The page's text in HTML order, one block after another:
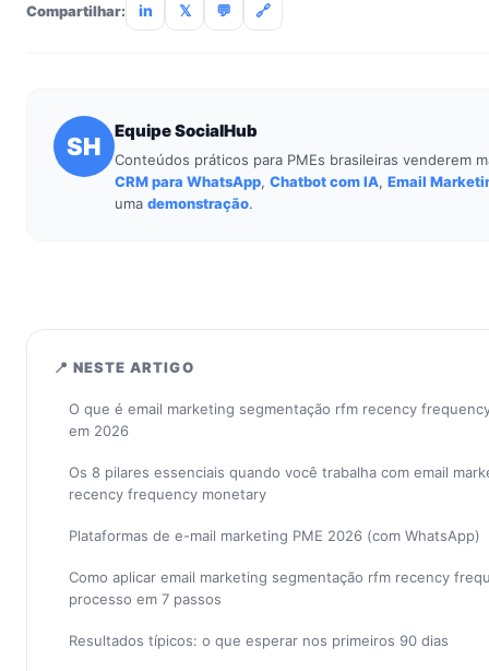
Compartilhar: in 𝕏 💬 🔗
SH
Equipe SocialHub
Conteúdos práticos para PMEs brasileiras venderem
CRM para WhatsApp, Chatbot com IA, Email
uma demonstração.
📍 NESTE ARTIGO
O que é email marketing segmentação rfm recency
em 2026
Os 8 pilares essenciais quando você trabalha com email
recency frequency monetary
Plataformas de e-mail marketing PME 2026 (com WhatsApp)
Como aplicar email marketing segmentação rfm recency
processo em 7 passos
Resultados típicos: o que esperar nos primeiros 90 dias